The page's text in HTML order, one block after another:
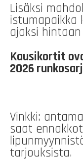
Lisäksi
istumapaikka
ajaksi
Kausikortit
2026
Vinkki:
saat
tarjouksista.